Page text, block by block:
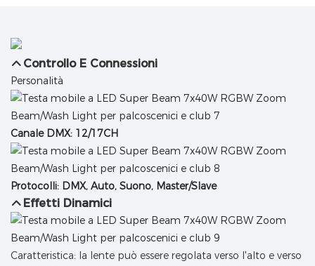
Controllo E Connessioni
Personalità
Canale DMX: 12/17CH
Protocolli: DMX, Auto, Suono, Master/Slave
Effetti Dinamici
Caratteristica: la lente può essere regolata verso l'alto e verso